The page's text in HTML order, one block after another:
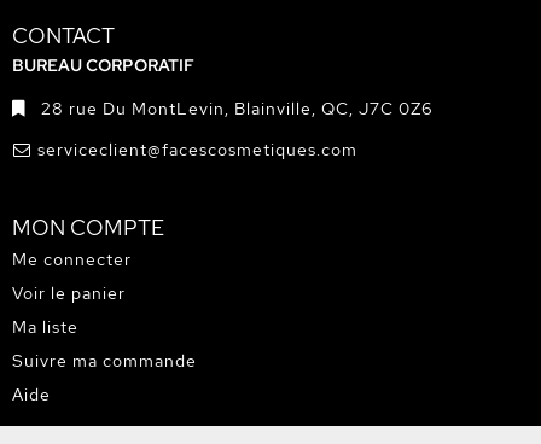
CONTACT
BUREAU CORPORATIF
28 rue Du MontLevin, Blainville, QC, J7C 0Z6
serviceclient@facescosmetiques.com
MON COMPTE
Me connecter
Voir le panier
Ma liste
Suivre ma commande
Aide